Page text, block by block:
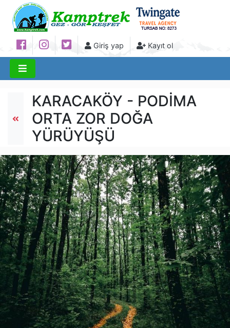
Giriş yap Kayıt ol
KARACAKÖY - PODİMA
ORTA ZOR DOĞA
YÜRÜYÜŞÜ